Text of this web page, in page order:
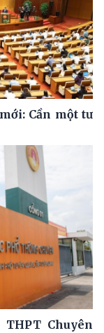
Cần một tư
Chuyên